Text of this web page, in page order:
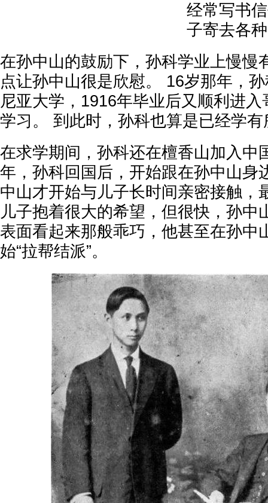
经常写书
子寄去各
在孙中山的鼓励下，孙科学业上慢慢
点让孙中山很是欣慰。 16岁那年，
尼亚大学，1916年毕业后又顺利进
学习。 到此时，孙科也算是已经学有
在求学期间，孙科还在檀香山加入中
年，孙科回国后，开始跟在孙中山身
中山才开始与儿子长时间亲密接触，
儿子抱着很大的希望，但很快，孙中
表面看起来那般乖巧，他甚至在孙中
始“拉帮结派”。